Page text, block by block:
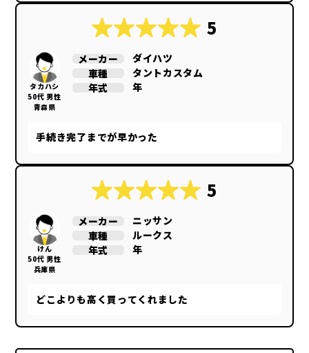
5
タカハシ
50代 男性
青森県
メーカー
ダイハツ
車種
タントカスタム
年式
年
手続き完了までが早かった
5
けん
50代 男性
兵庫県
メーカー
ニッサン
車種
ルークス
年式
年
どこよりも高く買ってくれました